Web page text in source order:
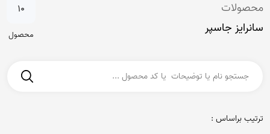
محصولات
سانرایز جاسپر
10
محصول
ترتیب براساس :